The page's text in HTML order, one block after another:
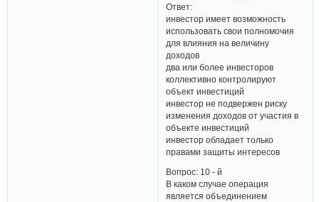
Ответ:
инвестор имеет возможность
использовать свои полномочия
для влияния на величину
доходов
два или более инвесторов
коллективно контролируют
объект инвестиций
инвестор не подвержен риску
изменения доходов от участия в
объекте инвестиций
инвестор обладает только
правами защиты интересов
Вопрос: 10 - й
В каком случае операция
является объединением